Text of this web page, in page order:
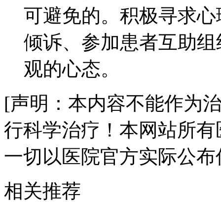
可避免的。积极寻求
倾诉、参加患者互助
观的心态。
[声明：本内容不能作为
行科学治疗！本网站所
一切以医院官方实际公
相关推荐